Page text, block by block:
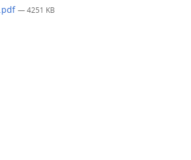
— 4251 KB